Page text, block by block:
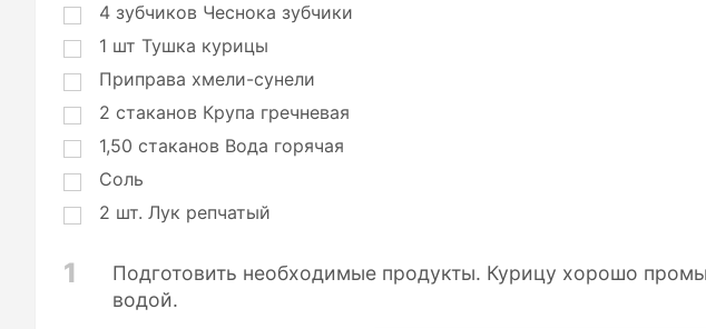
4 зубчиков Чеснока зубчики
1 шт Тушка курицы
Приправа хмели-сунели
2 стаканов Крупа гречневая
1,50 стаканов Вода горячая
Соль
2 шт. Лук репчатый
1
Подготовить необходимые продукты. Курицу хорошо
водой.